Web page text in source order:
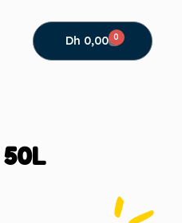
Dh 0,00 0